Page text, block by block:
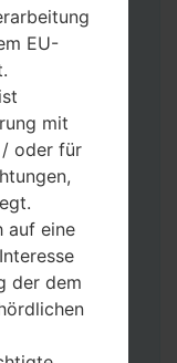
an und
Tasten
Lauter-
an den PC
Ihr Gerät
auf dem
Zeit und
Taste auf.
und von PC
EU-
mit
oder für
auf eine
der dem